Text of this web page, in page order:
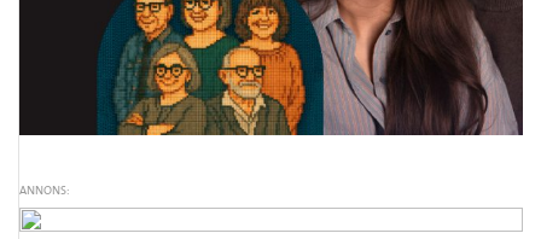
ANNONS: